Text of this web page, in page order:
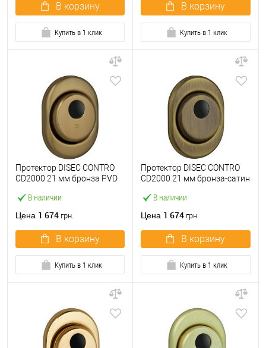
В корзину
Купить в 1 клик
В корзину
Купить в 1 клик
В наличии
Протектор DISEC CONTRO
CD2000 21 мм бронза PVD
Цена 1 674 грн.
В корзину
Купить в 1 клик
В наличии
Протектор DISEC CONTRO
CD2000 21 мм бронза-сатин
Цена 1 674 грн.
В корзину
Купить в 1 клик